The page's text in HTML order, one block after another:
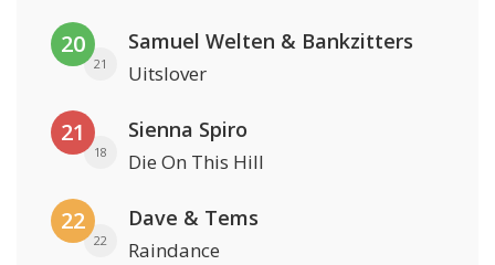
20
21
Samuel Welten & Bankzitters
Uitslover
21
18
Sienna Spiro
Die On This Hill
22
22
Dave & Tems
Raindance